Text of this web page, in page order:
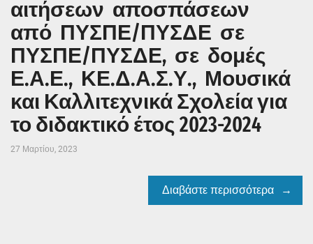
αιτήσεων αποσπάσεων
από ΠΥΣΠΕ/ΠΥΣΔΕ σε
ΠΥΣΠΕ/ΠΥΣΔΕ, σε δομές
Ε.Α.Ε., ΚΕ.Δ.Α.Σ.Υ., Μουσικά
και Καλλιτεχνικά Σχολεία για
το διδακτικό έτος 2023-2024
27 Μαρτίου, 2023
Διαβάστε περισσότερα